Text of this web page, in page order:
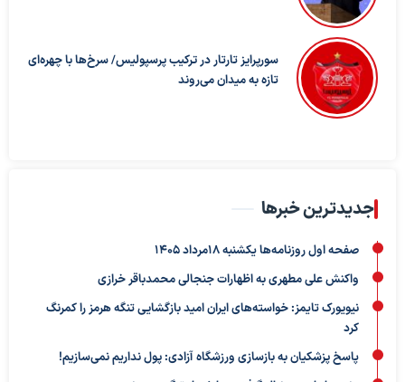
سورپرایز تارتار در ترکیب پرسپولیس/ سرخ‌ها با چهره‌ای
تازه به میدان می‌روند
جدیدترین خبرها
صفحه اول روزنامه‌ها یکشنبه 18مرداد 1405
واکنش علی مطهری به اظهارات جنجالی محمدباقر خرازی
نیویورک تایمز: خواسته‌های ایران امید بازگشایی تنگه هرمز را کمرنگ
کرد
پاسخ پزشکیان به بازسازی ورزشگاه آزادی: پول نداریم نمی‌سازیم!